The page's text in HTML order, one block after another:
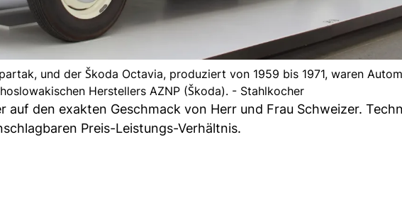
und der Škoda Octavia, produziert von 1959 bis 1971, waren
Herstellers AZNP (Škoda). - Stahlkocher
den exakten Geschmack von Herr und Frau Schweizer.
Preis-Leistungs-Verhältnis.